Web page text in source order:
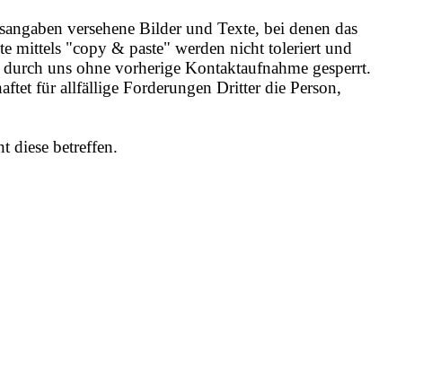
versehene Bilder und Texte, bei denen das
mittels "copy & paste" werden nicht toleriert und
uns ohne vorherige Kontaktaufnahme gesperrt.
für allfällige Forderungen Dritter die Person,
diese betreffen.